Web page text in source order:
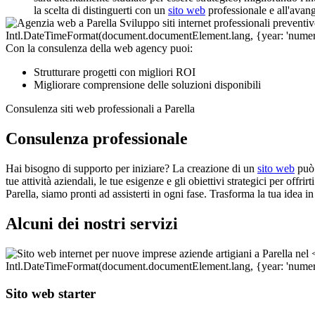
la scelta di distinguerti con un sito web professionale e
Con la consulenza della web agency puoi:
Strutturare progetti con migliori ROI
Migliorare comprensione delle soluzioni disponibili
Consulenza siti web professionali a Parella
Consulenza professionale
Hai bisogno di supporto per iniziare? La creazione di un sito web
tue attività aziendali, le tue esigenze e gli obiettivi strategici per
Parella, siamo pronti ad assisterti in ogni fase. Trasforma la tua idea
Alcuni dei nostri servizi
Sito web starter